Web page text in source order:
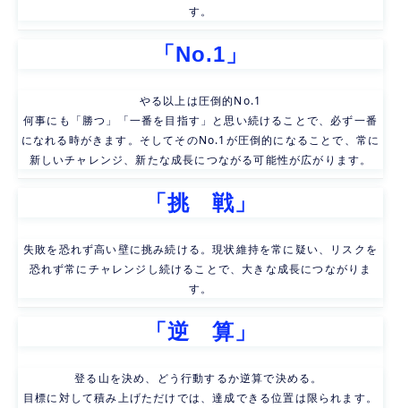
す。
「No.1」
やる以上は圧倒的No.1
何事にも「勝つ」「一番を目指す」と思い続けることで、必ず一番
になれる時がきます。そしてそのNo.1が圧倒的になることで、常に
新しいチャレンジ、新たな成長につながる可能性が広がります。
「挑　戦」
失敗を恐れず高い壁に挑み続ける。現状維持を常に疑い、リスクを
恐れず常にチャレンジし続けることで、大きな成長につながりま
す。
「逆　算」
登る山を決め、どう行動するか逆算で決める。
目標に対して積み上げただけでは、達成できる位置は限られます。